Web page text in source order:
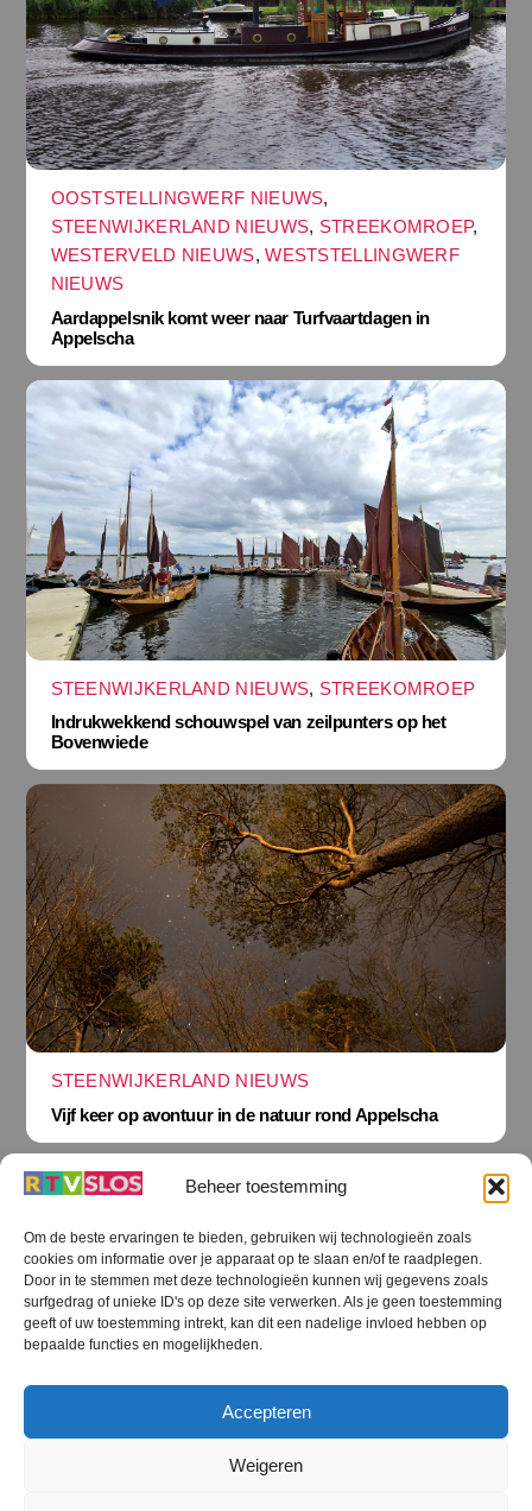
Beheer toestemming
Om de beste ervaringen te bieden, gebruiken wij technologieën zoals
cookies om informatie over je apparaat op te slaan en/of te raadplegen.
Door in te stemmen met deze technologieën kunnen wij gegevens zoals
surfgedrag of unieke ID's op deze site verwerken. Als je geen toestemming
geeft of uw toestemming intrekt, kan dit een nadelige invloed hebben op
bepaalde functies en mogelijkheden.
Accepteren
Weigeren
OOSTSTELLINGWERF NIEUWS,
STEENWIJKERLAND NIEUWS, STREEKOMROEP,
WESTERVELD NIEUWS,WESTSTELLINGWERF
NIEUWS
Aardappelsnik komt weer naar Turfvaartdagen in
Appelscha
STEENWIJKERLAND NIEUWS, STREEKOMROEP
Indrukwekkend schouwspel van zeilpunters op het
Bovenwiede
STEENWIJKERLAND NIEUWS
Vijf keer op avontuur in de natuur rond Appelscha
Terug
naar
boven
RTV SLOS
RTV SLOS ANBI